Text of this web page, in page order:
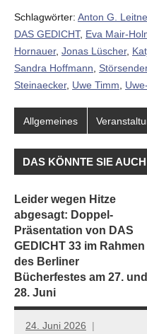
Schlagwörter: Anton G.
DAS GEDICHT, Eva Mair-
Hornauer, Jonas Lüscher,
Sandra Hoffmann, Störsender
Steinaecker, Uwe Timm,
Allgemeines
DAS KÖNNTE SIE
Leider wegen Hitze
abgesagt: Doppel-
Präsentation von DAS
GEDICHT 33 im Rahmen
des Berliner
Bücherfestes am 27. und
28. Juni
24. Juni 2026